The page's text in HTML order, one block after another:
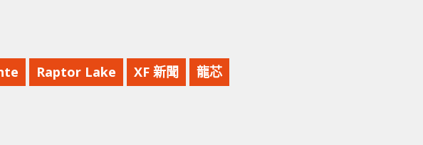
Raptor Lake XF 新聞 龍芯